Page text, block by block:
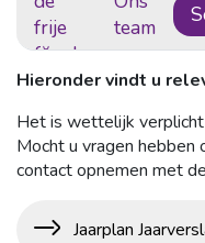
frije
fŭgel
team
Hieronder vindt u
Het is wettelijk
Mocht u vragen hebben
contact opnemen met
Jaarplan